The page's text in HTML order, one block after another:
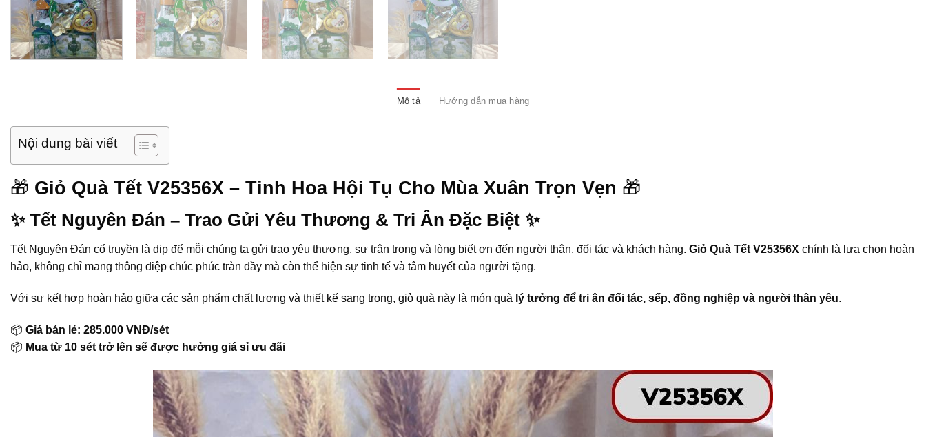
Mô tả Hướng dẫn mua hàng
Nội dung bài viết
🎁 Giỏ Quà Tết V25356X – Tinh Hoa Hội Tụ Cho Mùa Xuân Trọn Vẹn 🎁
✨ Tết Nguyên Đán – Trao Gửi Yêu Thương & Tri Ân Đặc Biệt ✨
Tết Nguyên Đán cổ truyền là dịp để mỗi chúng ta gửi trao yêu thương, sự trân trọng và lòng biết ơn đến người thân, đối tác và khách hàng. Giỏ Quà Tết V25356X chính là lựa chọn hoàn
hảo, không chỉ mang thông điệp chúc phúc tràn đầy mà còn thể hiện sự tinh tế và tâm huyết của người tặng.
Với sự kết hợp hoàn hảo giữa các sản phẩm chất lượng và thiết kế sang trọng, giỏ quà này là món quà lý tưởng để tri ân đối tác, sếp, đồng nghiệp và người thân yêu.
📦 Giá bán lẻ: 285.000 VNĐ/sét
📦 Mua từ 10 sét trở lên sẽ được hưởng giá sỉ ưu đãi